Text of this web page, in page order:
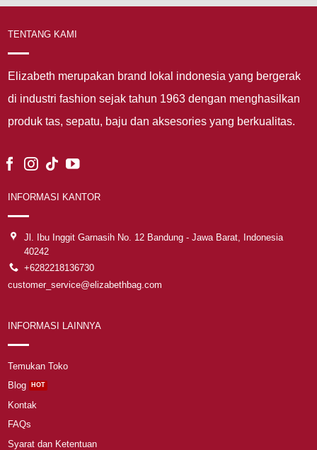
TENTANG KAMI
Elizabeth merupakan brand lokal indonesia yang bergerak
di industri fashion sejak tahun 1963 dengan menghasilkan
produk tas, sepatu, baju dan aksesories yang berkualitas.
INFORMASI KANTOR
Jl. Ibu Inggit Garnasih No. 12 Bandung - Jawa Barat, Indonesia
40242
+6282218136730
customer_service@elizabethbag.com
INFORMASI LAINNYA
Temukan Toko
Blog
Kontak
FAQs
Syarat dan Ketentuan